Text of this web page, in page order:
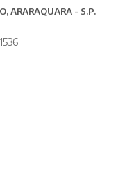
ARARAQUARA - S.P.